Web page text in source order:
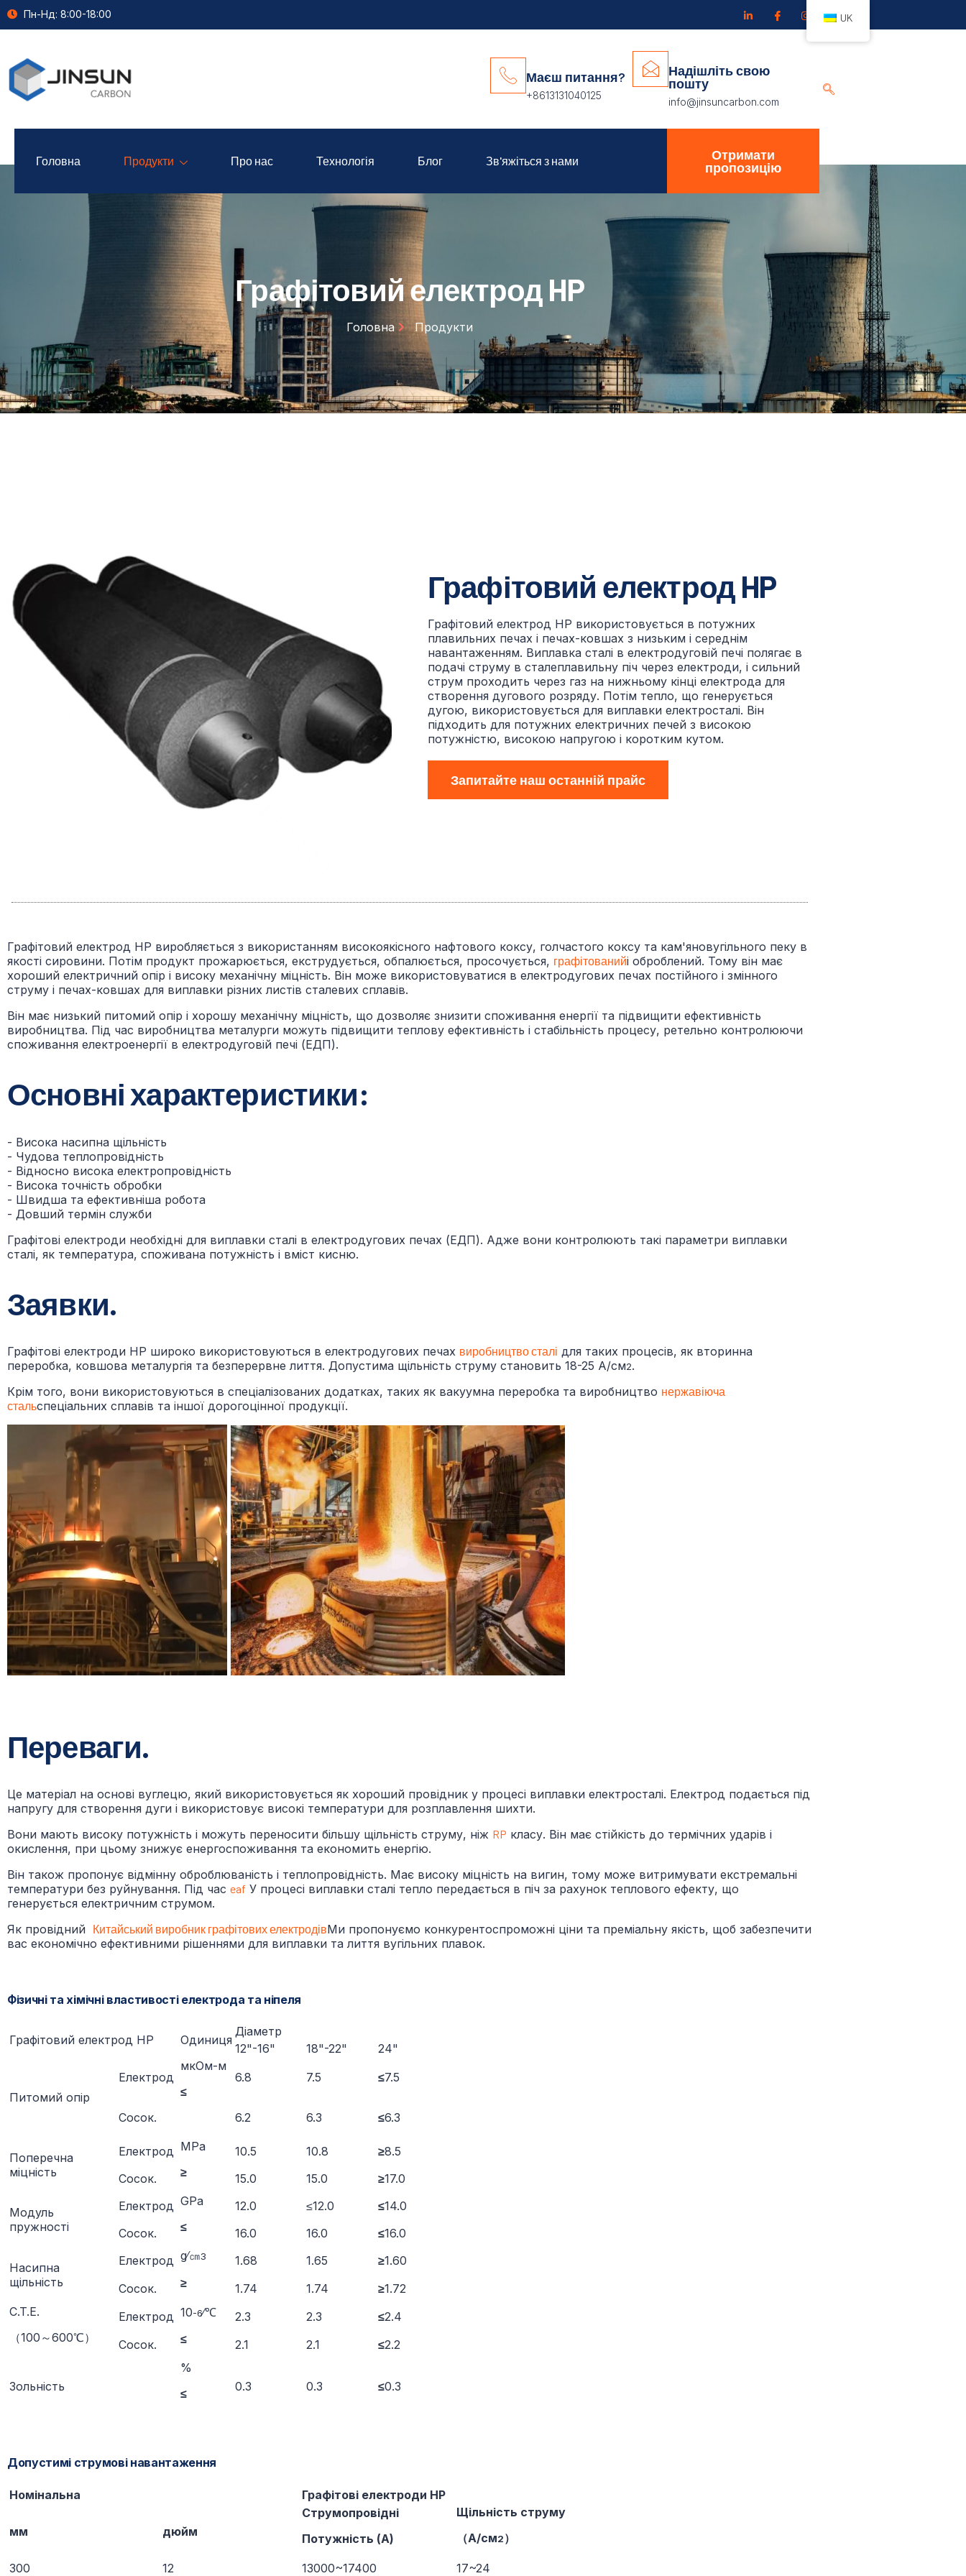
Пн-Нд: 8:00-18:00
Маєш питання?
+8613131040125
Надішліть свою
пошту
info@jinsuncarbon.com
Головна Продукти Про нас Технологія Блог Зв'яжіться з нами
Отримати
пропозицію
Графітовий електрод HP
Головна Продукти
Графітовий електрод HP
Графітовий електрод HP використовується в потужних
плавильних печах і печах-ковшах з низьким і середнім
навантаженням. Виплавка сталі в електродуговій печі полягає в
подачі струму в сталеплавильну піч через електроди, і сильний
струм проходить через газ на нижньому кінці електрода для
створення дугового розряду. Потім тепло, що генерується
дугою, використовується для виплавки електросталі. Він
підходить для потужних електричних печей з високою
потужністю, високою напругою і коротким кутом.
Запитайте наш останній прайс
Графітовий електрод HP виробляється з використанням високоякісного нафтового коксу, голчастого коксу та кам'яновугільного пеку в
якості сировини. Потім продукт прожарюється, екструдується, обпалюється, просочується, графітованийі оброблений. Тому він має
хороший електричний опір і високу механічну міцність. Він може використовуватися в електродугових печах постійного і змінного
струму і печах-ковшах для виплавки різних листів сталевих сплавів.
Він має низький питомий опір і хорошу механічну міцність, що дозволяє знизити споживання енергії та підвищити ефективність
виробництва. Під час виробництва металурги можуть підвищити теплову ефективність і стабільність процесу, ретельно контролюючи
споживання електроенергії в електродуговій печі (ЕДП).
Основні характеристики:
- Висока насипна щільність
- Чудова теплопровідність
- Відносно висока електропровідність
- Висока точність обробки
- Швидша та ефективніша робота
- Довший термін служби
Графітові електроди необхідні для виплавки сталі в електродугових печах (ЕДП). Адже вони контролюють такі параметри виплавки
сталі, як температура, споживана потужність і вміст кисню.
Заявки.
Графітові електроди HP широко використовуються в електродугових печах виробництво сталі для таких процесів, як вторинна
переробка, ковшова металургія та безперервне лиття. Допустима щільність струму становить 18-25 А/см2.
Крім того, вони використовуються в спеціалізованих додатках, таких як вакуумна переробка та виробництво нержавіюча
стальспеціальних сплавів та іншої дорогоцінної продукції.
Переваги.
Це матеріал на основі вуглецю, який використовується як хороший провідник у процесі виплавки електросталі. Електрод подається під
напругу для створення дуги і використовує високі температури для розплавлення шихти.
Вони мають високу потужність і можуть переносити більшу щільність струму, ніж RP класу. Він має стійкість до термічних ударів і
окислення, при цьому знижує енергоспоживання та економить енергію.
Він також пропонує відмінну оброблюваність і теплопровідність. Має високу міцність на вигин, тому може витримувати екстремальні
температури без руйнування. Під час eaf У процесі виплавки сталі тепло передається в піч за рахунок теплового ефекту, що
генерується електричним струмом.
Як провідний Китайський виробник графітових електродівМи пропонуємо конкурентоспроможні ціни та преміальну якість, щоб забезпечити
вас економічно ефективними рішеннями для виплавки та лиття вугільних плавок.
Фізичні та хімічні властивості електрода та ніпеля
Графітовий електрод HP Одиниця
Діаметр
12"-16"
18"-22" 24"
Питомий опір
Електрод
мкОм-м
≤
6.8 7.5 ≤7.5
Сосок. 6.2 6.3 ≤6.3
Поперечна
міцність
Електрод ΜРа
≥
10.5 10.8 ≥8.5
Сосок.
15.0 15.0 ≥17.0
Модуль
пружності
Електрод GРа
≤
12.0 ≤12.0 ≤14.0
Сосок.
16.0 16.0 ≤16.0
Насипна
щільність
Електрод g∕㎝3
≥
1.68 1.65 ≥1.60
Сосок.
1.74 1.74 ≥1.72
C.T.E.
（100～600℃）
Електрод 10-6∕℃
≤
2.3 2.3 ≤2.4
Сосок.
2.1 2.1 ≤2.2
Зольність
%
≤
0.3 0.3 ≤0.3
Допустимі струмові навантаження
Номінальна Графітові електроди HP
мм дюйм
Струмопровідні
Потужність (А)
Щільність струму
（А/см2）
300 12 13000~17400 17~24
UK